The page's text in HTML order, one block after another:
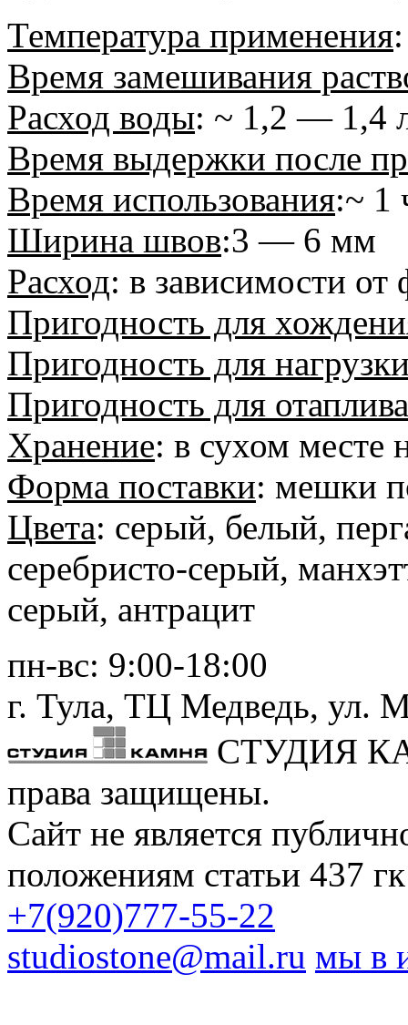
Температура применения
Время замешивания
Расход воды: ~ 1,2 — 1,4
Время выдержки после
Время использования:~ 1
Ширина швов:3 — 6 мм
Расход: в зависимости от
Пригодность для
Пригодность для
Пригодность для
Хранение: в сухом месте
Форма поставки: мешки
Цвета: серый, белый,
серебристо-серый,
серый, антрацит
пн-вс: 9:00-18:00
г. Тула, ТЦ Медведь, ул.
СТУДИЯ
права защищены.
Сайт не является
положениям статьи 437
+7(920)777-55-22
studiostone@mail.ru мы в